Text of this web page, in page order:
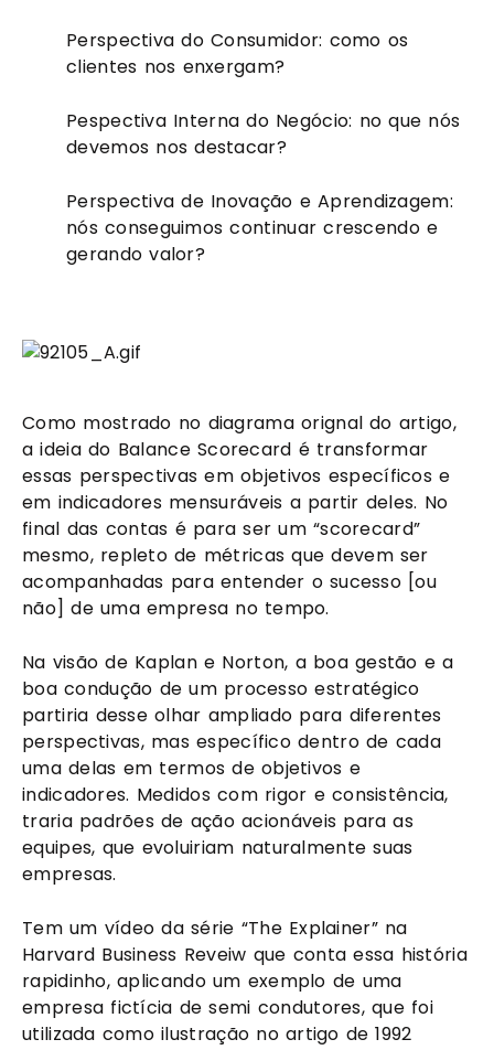
Perspectiva do Consumidor: como os
clientes nos enxergam?
Pespectiva Interna do Negócio: no que nós
devemos nos destacar?
Perspectiva de Inovação e Aprendizagem:
nós conseguimos continuar crescendo e
gerando valor?
Como mostrado no diagrama orignal do artigo,
a ideia do Balance Scorecard é transformar
essas perspectivas em objetivos específicos e
em indicadores mensuráveis a partir deles. No
final das contas é para ser um “scorecard”
mesmo, repleto de métricas que devem ser
acompanhadas para entender o sucesso [ou
não] de uma empresa no tempo.
Na visão de Kaplan e Norton, a boa gestão e a
boa condução de um processo estratégico
partiria desse olhar ampliado para diferentes
perspectivas, mas específico dentro de cada
uma delas em termos de objetivos e
indicadores. Medidos com rigor e consistência,
traria padrões de ação acionáveis para as
equipes, que evoluiriam naturalmente suas
empresas.
Tem um vídeo da série “The Explainer” na
Harvard Business Reveiw que conta essa história
rapidinho, aplicando um exemplo de uma
empresa fictícia de semi condutores, que foi
utilizada como ilustração no artigo de 1992